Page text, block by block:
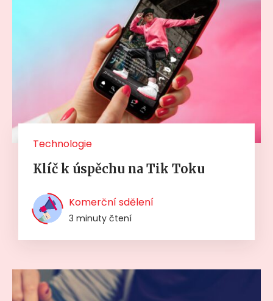
Technologie
Klíč k úspěchu na Tik Toku
Komerční sdělení
3 minuty čtení